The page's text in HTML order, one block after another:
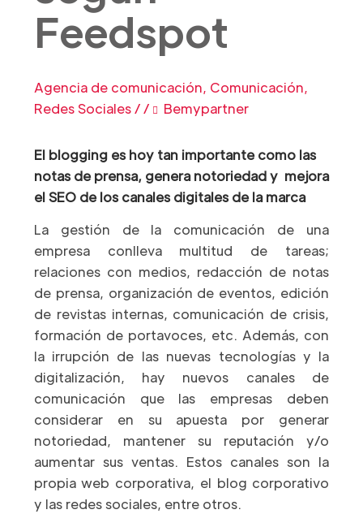
Feedspot
Agencia de comunicación, Comunicación,
Redes Sociales / / Bemypartner
El blogging es hoy tan importante como las
notas de prensa, genera notoriedad y mejora
el SEO de los canales digitales de la marca
La gestión de la comunicación de una
empresa conlleva multitud de tareas;
relaciones con medios, redacción de notas
de prensa, organización de eventos, edición
de revistas internas, comunicación de crisis,
formación de portavoces, etc. Además, con
la irrupción de las nuevas tecnologías y la
digitalización, hay nuevos canales de
comunicación que las empresas deben
considerar en su apuesta por generar
notoriedad, mantener su reputación y/o
aumentar sus ventas. Estos canales son la
propia web corporativa, el blog corporativo
y las redes sociales, entre otros.